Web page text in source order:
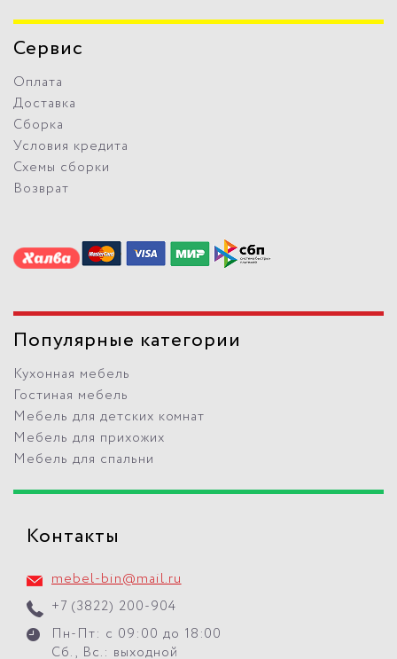
Сервис
Оплата
Доставка
Сборка
Условия кредита
Схемы сборки
Возврат
Популярные категории
Кухонная мебель
Гостиная мебель
Мебель для детских комнат
Мебель для прихожих
Мебель для спальни
Контакты
mebel-bin@mail.ru
+7 (3822) 200-904
Пн-Пт: с 09:00 до 18:00
Сб., Вс.: выходной